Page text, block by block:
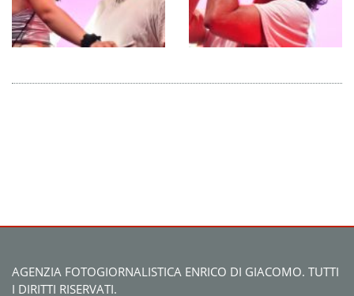
AGENZIA FOTOGIORNALISTICA ENRICO DI GIACOMO. TUTTI
I DIRITTI RISERVATI.